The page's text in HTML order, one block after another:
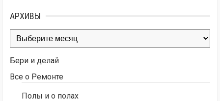
АРХИВЫ
Архивы
Бери и делай
Все о Ремонте
Полы и о полах